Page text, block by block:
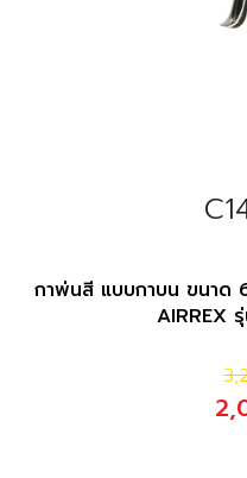
กาพ่นสี แบบกาบน ขนาด
AIRREX